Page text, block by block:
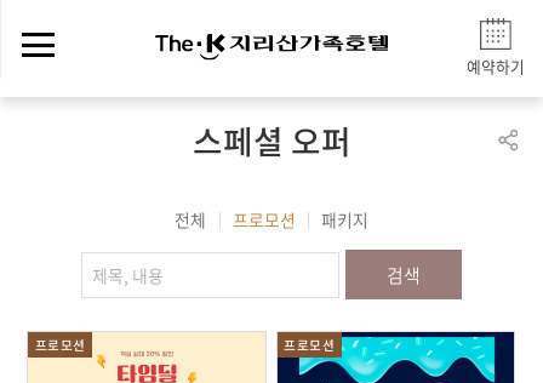
예약하기
스페셜 오퍼
전체 프로모션 패키지
검색
프로모션 프로모션